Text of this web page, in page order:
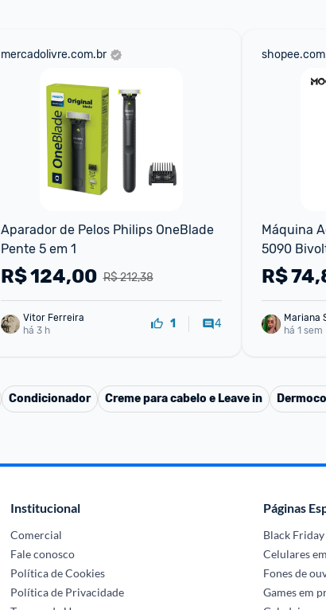
mercadolivre.com.br
Aparador de Pelos Philips OneBlade
Pente 5 em 1
R$ 212,38
R$124,00
Vitor Ferreira
há 3 h
1 4
Máquina
5090
R$
Mariana
há 1 sem
Condicionador Creme para cabelo e Leave in
Institucional
Comercial
Fale conosco
Política de Cookies
Política de Privacidade
Páginas
Black Friday
Celulares
Fones de
Games em